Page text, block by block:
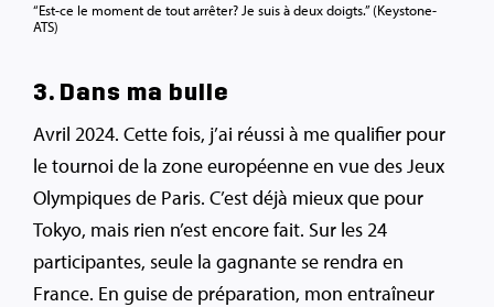
“Est-ce le moment de tout arrêter? Je suis à deux doigts.” (Keystone-
ATS)
3. Dans ma bulle
Avril 2024. Cette fois, j’ai réussi à me qualifier pour
le tournoi de la zone européenne en vue des Jeux
Olympiques de Paris. C’est déjà mieux que pour
Tokyo, mais rien n’est encore fait. Sur les 24
participantes, seule la gagnante se rendra en
France. En guise de préparation, mon entraîneur